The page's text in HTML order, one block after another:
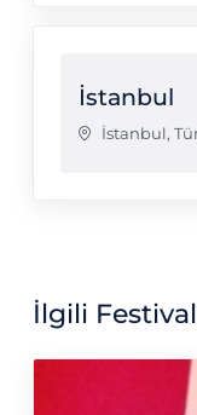
İstanbul
İstanbul,
İlgili